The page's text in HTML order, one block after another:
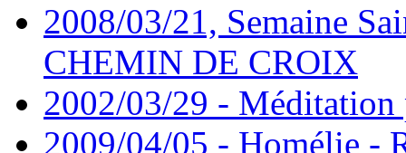
2008/03/21, Semaine
CHEMIN DE CROIX
2002/03/29 - Méditation
2009/04/05 - Homélie -